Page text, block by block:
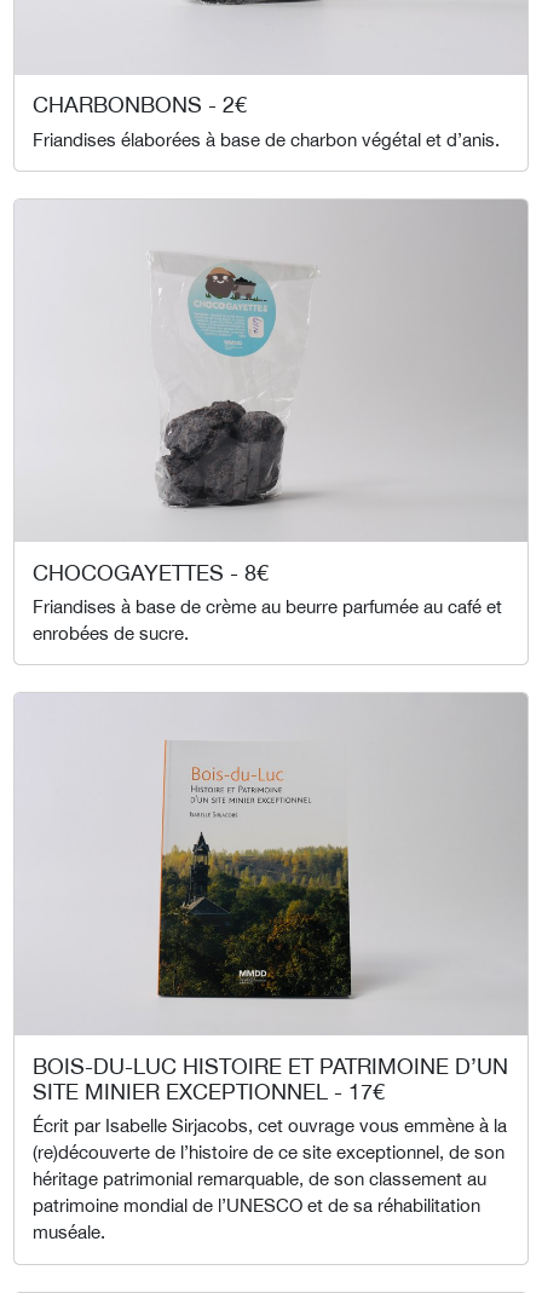
CHARBONBONS - 2€
Friandises élaborées à base de charbon végétal et d’anis.
CHOCOGAYETTES - 8€
Friandises à base de crème au beurre parfumée au café et
enrobées de sucre.
BOIS-DU-LUC HISTOIRE ET PATRIMOINE D’UN
SITE MINIER EXCEPTIONNEL - 17€
Écrit par Isabelle Sirjacobs, cet ouvrage vous emmène à la
(re)découverte de l’histoire de ce site exceptionnel, de son
héritage patrimonial remarquable, de son classement au
patrimoine mondial de l’UNESCO et de sa réhabilitation
muséale.